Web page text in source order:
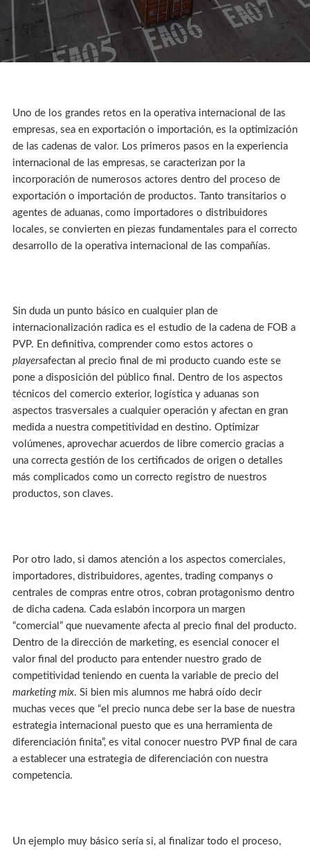
Uno de los grandes retos en la operativa internacional de las
empresas, sea en exportación o importación, es la optimización
de las cadenas de valor. Los primeros pasos en la experiencia
internacional de las empresas, se caracterizan por la
incorporación de numerosos actores dentro del proceso de
exportación o importación de productos. Tanto transitarios o
agentes de aduanas, como importadores o distribuidores
locales, se convierten en piezas fundamentales para el correcto
desarrollo de la operativa internacional de las compañías.
Sin duda un punto básico en cualquier plan de
internacionalización radica es el estudio de la cadena de FOB a
PVP. En definitiva, comprender como estos actores o
playersafectan al precio final de mi producto cuando este se
pone a disposición del público final. Dentro de los aspectos
técnicos del comercio exterior, logística y aduanas son
aspectos trasversales a cualquier operación y afectan en gran
medida a nuestra competitividad en destino. Optimizar
volúmenes, aprovechar acuerdos de libre comercio gracias a
una correcta gestión de los certificados de origen o detalles
más complicados como un correcto registro de nuestros
productos, son claves.
Por otro lado, si damos atención a los aspectos comerciales,
importadores, distribuidores, agentes, trading companys o
centrales de compras entre otros, cobran protagonismo dentro
de dicha cadena. Cada eslabón incorpora un margen
“comercial” que nuevamente afecta al precio final del producto.
Dentro de la dirección de marketing, es esencial conocer el
valor final del producto para entender nuestro grado de
competitividad teniendo en cuenta la variable de precio del
marketing mix. Si bien mis alumnos me habrá oído decir
muchas veces que “el precio nunca debe ser la base de nuestra
estrategia internacional puesto que es una herramienta de
diferenciación finita”, es vital conocer nuestro PVP final de cara
a establecer una estrategia de diferenciación con nuestra
competencia.
Un ejemplo muy básico sería si, al finalizar todo el proceso,